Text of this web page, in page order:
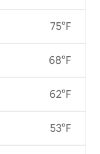
75°F
68°F
62°F
53°F